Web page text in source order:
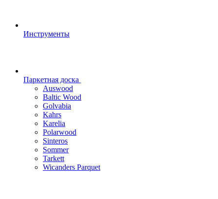
Инструменты
Паркетная доска
Auswood
Baltic Wood
Golvabia
Kahrs
Karelia
Polarwood
Sinteros
Sommer
Tarkett
Wicanders Parquet